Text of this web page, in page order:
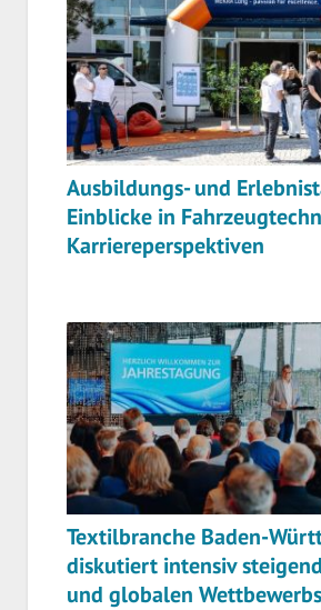
Ausbildungs- und
Einblicke in
Karriereperspektiven
Textilbranche Baden-
diskutiert intensiv
und globalen